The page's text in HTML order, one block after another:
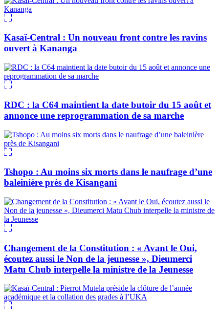
Kasaï-Central : Un nouveau front contre les ravins
ouvert à Kananga
RDC : la C64 maintient la date butoir du 15 août et
annonce une reprogrammation de sa marche
Tshopo : Au moins six morts dans le naufrage d’une
baleinière près de Kisangani
Changement de la Constitution : « Avant le Oui,
écoutez aussi le Non de la jeunesse », Dieumerci
Matu Chub interpelle la ministre de la Jeunesse